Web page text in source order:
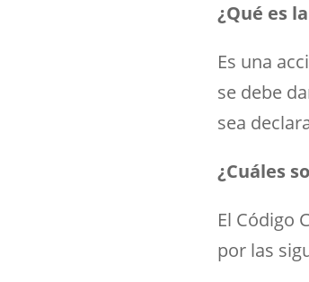
¿Qué es
Es una
se debe
sea
¿Cuáles
El Código
por las